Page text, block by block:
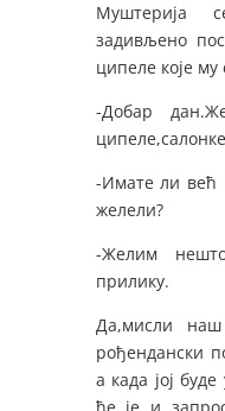
Муштерија
задивљено
ципеле које
-Добар
-Имате ли већ
желели?
-Желим
прилику.
Да,мисли
рођендански
а када јој